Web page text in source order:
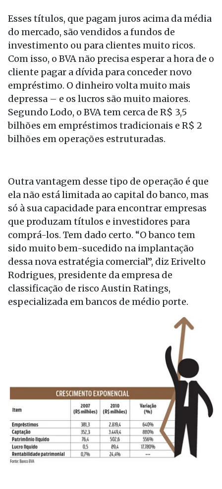
Esses títulos, que pagam juros acima da média
do mercado, são vendidos a fundos de
investimento ou para clientes muito ricos.
Com isso, o BVA não precisa esperar a hora de o
cliente pagar a dívida para conceder novo
empréstimo. O dinheiro volta muito mais
depressa – e os lucros são muito maiores.
Segundo Lodo, o BVA tem cerca de R$ 3,5
bilhões em empréstimos tradicionais e R$ 2
bilhões em operações estruturadas.
Outra vantagem desse tipo de operação é que
ela não está limitada ao capital do banco, mas
só à sua capacidade para encontrar empresas
que produzam títulos e investidores para
comprá-los. Tem dado certo. “O banco tem
sido muito bem-sucedido na implantação
dessa nova estratégia comercial”, diz Erivelto
Rodrigues, presidente da empresa de
classificação de risco Austin Ratings,
especializada em bancos de médio porte.